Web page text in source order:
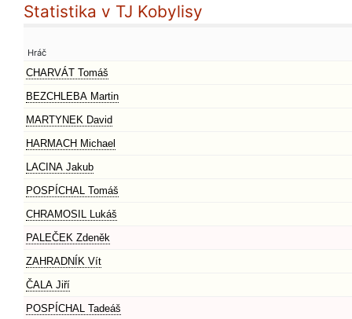
Statistika v TJ Kobylisy
Hráč
CHARVÁT Tomáš
BEZCHLEBA Martin
MARTYNEK David
HARMACH Michael
LACINA Jakub
POSPÍCHAL Tomáš
CHRAMOSIL Lukáš
PALEČEK Zdeněk
ZAHRADNÍK Vít
ČALA Jiří
POSPÍCHAL Tadeáš